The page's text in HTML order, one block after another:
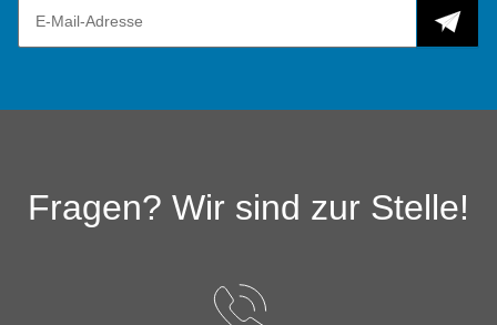
Fragen? Wir sind zur Stelle!